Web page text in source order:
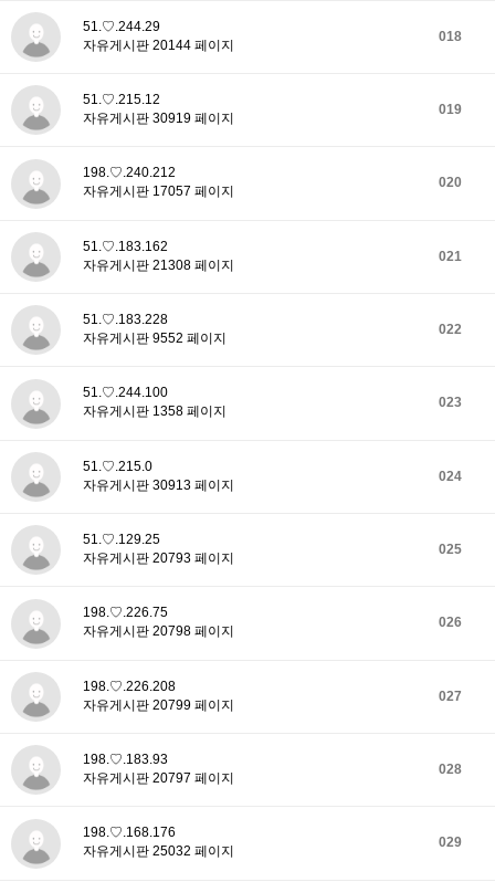
018
51.♡.244.29
자유게시판 20144 페이지
019
51.♡.215.12
자유게시판 30919 페이지
020
198.♡.240.212
자유게시판 17057 페이지
021
51.♡.183.162
자유게시판 21308 페이지
022
51.♡.183.228
자유게시판 9552 페이지
023
51.♡.244.100
자유게시판 1358 페이지
024
51.♡.215.0
자유게시판 30913 페이지
025
51.♡.129.25
자유게시판 20793 페이지
026
198.♡.226.75
자유게시판 20798 페이지
027
198.♡.226.208
자유게시판 20799 페이지
028
198.♡.183.93
자유게시판 20797 페이지
029
198.♡.168.176
자유게시판 25032 페이지